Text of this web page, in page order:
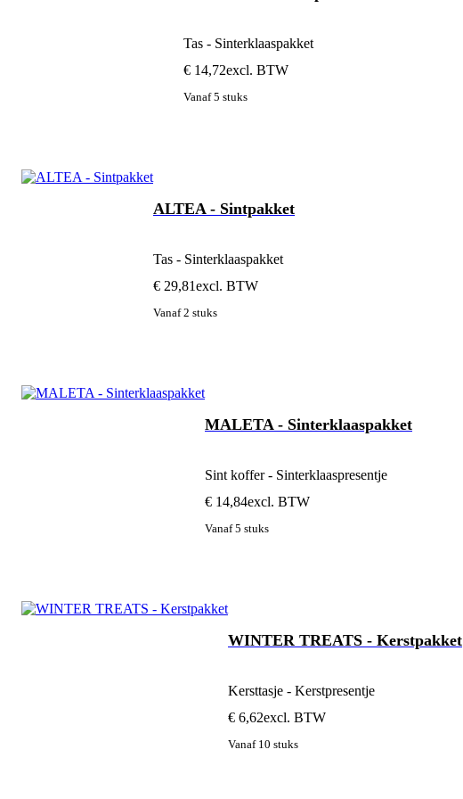
Tas - Sinterklaaspakket
€ 14,72excl. BTW
Vanaf 5 stuks
ALTEA - Sintpakket
Tas - Sinterklaaspakket
€ 29,81excl. BTW
Vanaf 2 stuks
MALETA - Sinterklaaspakket
Sint koffer - Sinterklaaspresentje
€ 14,84excl. BTW
Vanaf 5 stuks
WINTER TREATS - Kerstpakket
Kersttasje - Kerstpresentje
€ 6,62excl. BTW
Vanaf 10 stuks